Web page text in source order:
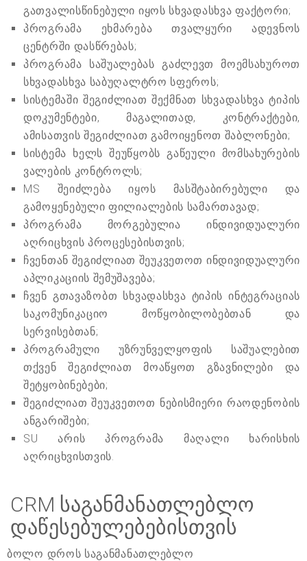
გათვალისწინებული იყოს სხვადასხვა ფაქტორი;
პროგრამა ეხმარება თვალყური ადევნოს
ცენტრში დასწრებას;
პროგრამა საშუალებას გაძლევთ მოემსახუროთ
სხვადასხვა საბუღალტრო სფეროს;
სისტემაში შეგიძლიათ შექმნათ სხვადასხვა ტიპის
დოკუმენტები, მაგალითად, კონტრაქტები,
ამისათვის შეგიძლიათ გამოიყენოთ შაბლონები;
სისტემა ხელს შეუწყობს გაწეული მომსახურების
ვალების კონტროლს;
MS შეიძლება იყოს მასშტაბირებული და
გამოყენებული ფილიალების სამართავად;
პროგრამა მორგებულია ინდივიდუალური
აღრიცხვის პროცესებისთვის;
ჩვენთან შეგიძლიათ შეუკვეთოთ ინდივიდუალური
აპლიკაციის შემუშავება;
ჩვენ გთავაზობთ სხვადასხვა ტიპის ინტეგრაციას
საკომუნიკაციო მოწყობილობებთან და
სერვისებთან;
პროგრამული უზრუნველყოფის საშუალებით
თქვენ შეგიძლიათ მოაწყოთ გზავნილები და
შეტყობინებები;
შეგიძლიათ შეუკვეთოთ ნებისმიერი რაოდენობის
ანგარიშები;
SU არის პროგრამა მაღალი ხარისხის
აღრიცხვისთვის.
CRM საგანმანათლებლო
დაწესებულებებისთვის
ბოლო დროს საგანმანათლებლო